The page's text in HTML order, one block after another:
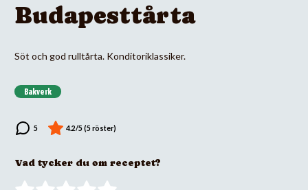
Budapesttårta
Söt och god rulltårta. Konditoriklassiker.
Bakverk
Vad tycker du om receptet?